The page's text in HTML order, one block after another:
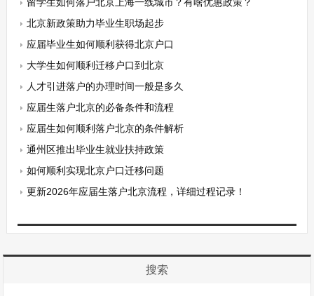
北京新政策助力毕业生职场起步
应届毕业生如何顺利获得北京户口
大学生如何顺利迁移户口到北京
人才引进落户的办理时间一般是多久
应届生落户北京的必备条件和流程
应届生如何顺利落户北京的条件解析
通州区推出毕业生就业扶持政策
如何顺利实现北京户口迁移问题
更新2026年应届生落户北京流程，详细过程记录！
搜索